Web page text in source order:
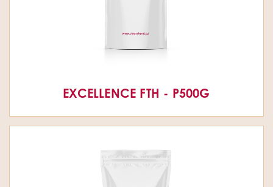
EXCELLENCE FTH - P500G